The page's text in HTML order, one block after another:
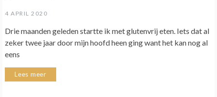
4 APRIL 2020
Drie maanden geleden startte ik met glutenvrij eten. Iets dat al
zeker twee jaar door mijn hoofd heen ging want het kan nog al
eens
Lees meer